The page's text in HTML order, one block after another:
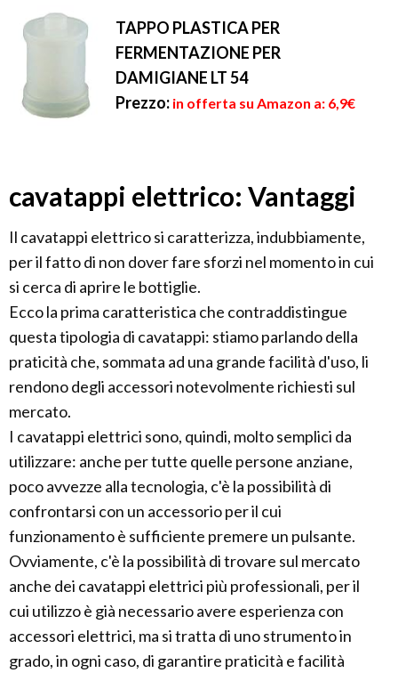
TAPPO PLASTICA PER
FERMENTAZIONE PER
DAMIGIANE LT 54
Prezzo: in offerta su Amazon a: 6,9€
cavatappi elettrico: Vantaggi
Il cavatappi elettrico si caratterizza, indubbiamente,
per il fatto di non dover fare sforzi nel momento in cui
si cerca di aprire le bottiglie.
Ecco la prima caratteristica che contraddistingue
questa tipologia di cavatappi: stiamo parlando della
praticità che, sommata ad una grande facilità d'uso, li
rendono degli accessori notevolmente richiesti sul
mercato.
I cavatappi elettrici sono, quindi, molto semplici da
utilizzare: anche per tutte quelle persone anziane,
poco avvezze alla tecnologia, c'è la possibilità di
confrontarsi con un accessorio per il cui
funzionamento è sufficiente premere un pulsante.
Ovviamente, c'è la possibilità di trovare sul mercato
anche dei cavatappi elettrici più professionali, per il
cui utilizzo è già necessario avere esperienza con
accessori elettrici, ma si tratta di uno strumento in
grado, in ogni caso, di garantire praticità e facilità